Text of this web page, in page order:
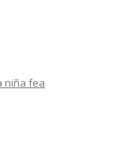
niña fea